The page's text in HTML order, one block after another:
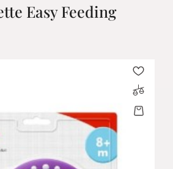
Easy Feeding